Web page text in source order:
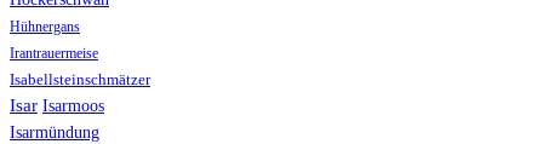
Hühnergans
Irantrauermeise
Isabellsteinschmätzer
Isar Isarmoos
Isarmündung